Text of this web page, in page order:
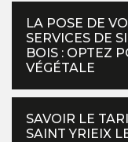
LA POSE DE
SERVICES DE
BOIS : OPTEZ
VÉGÉTALE
SAVOIR LE
SAINT YRIEIX